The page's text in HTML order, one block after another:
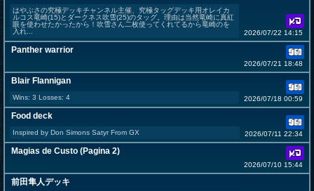
はやぶさの究極デッキチャンネル主催、究極タッグデッキ用オレイカ
ルコス竜崎(15)とダークネス吹雪(25)のタッグ。理由は当然竜崎に真紅
眼を使わせたかったから！吹雪さん二枚使ってくれてるから竜崎のを
入れ...
2026/07/22 14:15
Panther warrior
2026/07/21 18:48
Blair Flannigan
Wins: 3 Losses: 4 2026/07/18 00:59
Food deck
Inspired by Don Simons Satyr From GX 2026/07/11 22:34
Magias de Custo (Pagina 2)
2026/07/10 15:44
前田隼人デッキ